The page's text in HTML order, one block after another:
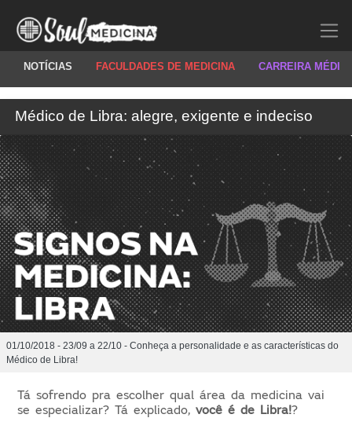
NOTÍCIAS FACULDADES DE MEDICINA CARREIRA
Médico de Libra: alegre, exigente e indeciso
01/10/2018 - 23/09 a 22/10 - Conheça a personalidade e as características do
Médico de Libra!
Tá sofrendo pra escolher qual área da medicina vai
se especializar? Tá explicado,você é de Libra!?